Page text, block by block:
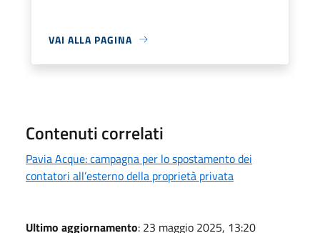
VAI ALLA PAGINA
Contenuti correlati
Pavia Acque: campagna per lo spostamento dei
contatori all’esterno della proprietà privata
Ultimo aggiornamento: 23 maggio 2025, 13:20